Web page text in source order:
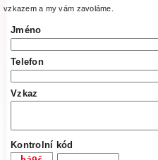
vzkazem a my vám zavoláme.
Jméno
Telefon
Vzkaz
Kontrolní kód